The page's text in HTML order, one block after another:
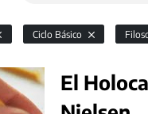
Ciclo Básico
El